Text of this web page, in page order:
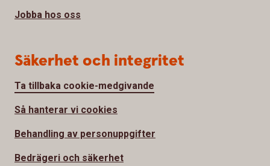
Jobba hos oss
Säkerhet och integritet
Ta tillbaka cookie-medgivande
Så hanterar vi cookies
Behandling av personuppgifter
Bedrägeri och säkerhet